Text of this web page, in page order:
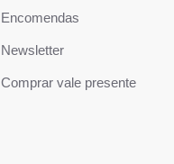
Encomendas
Newsletter
Comprar vale presente